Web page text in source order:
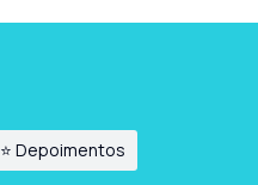
⭐ Depoimentos